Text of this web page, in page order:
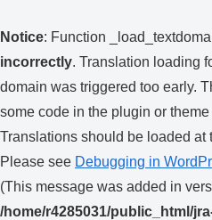
Notice: Function
incorrectly. Translation loading
domain was triggered too early.
some code in the plugin or
Translations should be loaded at
Please see Debugging in
(This message was added in
/home/r4285031/public_html/